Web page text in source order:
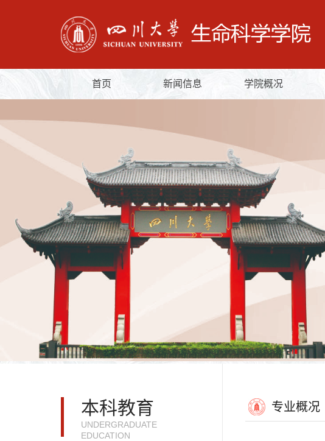
首页 新闻信息 学院概况
本科教育
UNDERGRADUATE
EDUCATION
专业概况